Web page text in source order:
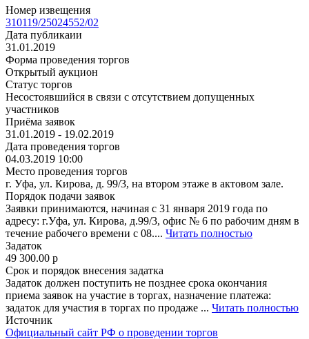
Номер извещения
310119/25024552/02
Дата публикаии
31.01.2019
Форма проведения торгов
Открытый аукцион
Статус торгов
Несостоявшийся в связи с отсутствием допущенных
участников
Приёма заявок
31.01.2019 - 19.02.2019
Дата проведения торгов
04.03.2019 10:00
Место проведения торгов
г. Уфа, ул. Кирова, д. 99/3, на втором этаже в актовом зале.
Порядок подачи заявок
Заявки принимаются, начиная с 31 января 2019 года по
адресу: г.Уфа, ул. Кирова, д.99/3, офис № 6 по рабочим дням в
течение рабочего времени с 08.... Читать полностью
Задаток
49 300.00 p
Срок и порядок внесения задатка
Задаток должен поступить не позднее срока окончания
приема заявок на участие в торгах, назначение платежа:
задаток для участия в торгах по продаже ... Читать полностью
Источник
Официальный сайт РФ о проведении торгов